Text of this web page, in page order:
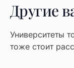
Другие
Университеты
тоже стоит